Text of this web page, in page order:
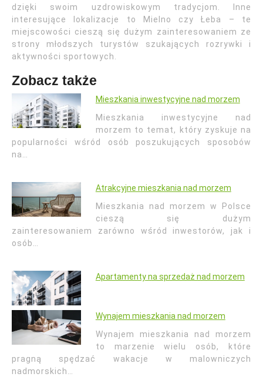
dzięki swoim uzdrowiskowym tradycjom. Inne
interesujące lokalizacje to Mielno czy Łeba – te
miejscowości cieszą się dużym zainteresowaniem ze
strony młodszych turystów szukających rozrywki i
aktywności sportowych.
Zobacz także
Mieszkania inwestycyjne nad morzem
Mieszkania inwestycyjne nad
morzem to temat, który zyskuje na
popularności wśród osób poszukujących sposobów
na…
Atrakcyjne mieszkania nad morzem
Mieszkania nad morzem w Polsce
cieszą się dużym
zainteresowaniem zarówno wśród inwestorów, jak i
osób…
Apartamenty na sprzedaż nad morzem
Wynajem mieszkania nad morzem
Wynajem mieszkania nad morzem
to marzenie wielu osób, które
pragną spędzać wakacje w malowniczych
nadmorskich…